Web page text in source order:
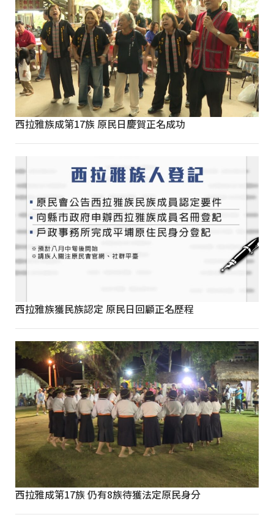
西拉雅族成第17族 原民日慶賀正名成功
西拉雅族獲民族認定 原民日回顧正名歷程
西拉雅成第17族 仍有8族待獲法定原民身分